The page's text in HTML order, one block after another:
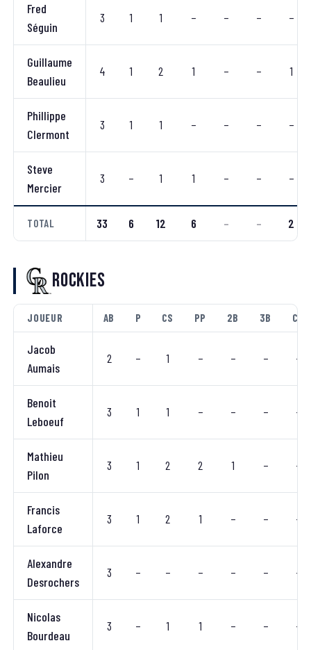
Fred
Séguin
3 1 1 – – – –
Guillaume
Beaulieu
4 1 2 1 – – 1
Phillippe
Clermont
3 1 1 – – – –
Steve
Mercier
3 – 1 1 – – –
TOTAL 33 6 12 6 – – 2
Rockies
JOUEUR AB P CS PP 2B 3B CC
Jacob
Aumais
2 – 1 – – – –
Benoit
Leboeuf
3 1 1 – – – –
Mathieu
Pilon
3 1 2 2 1 – –
Francis
Laforce
3 1 2 1 – – –
Alexandre
Desrochers
3 – – – – – –
Nicolas
Bourdeau
3 – 1 1 – – –